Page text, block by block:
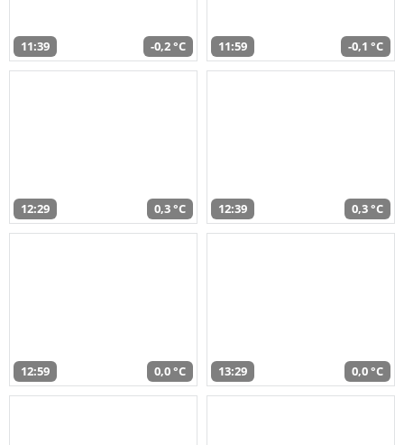
11:39 -0,2 °C 11:59 -0,1 °C
12:29 0,3 °C 12:39 0,3 °C
12:59 0,0 °C 13:29 0,0 °C